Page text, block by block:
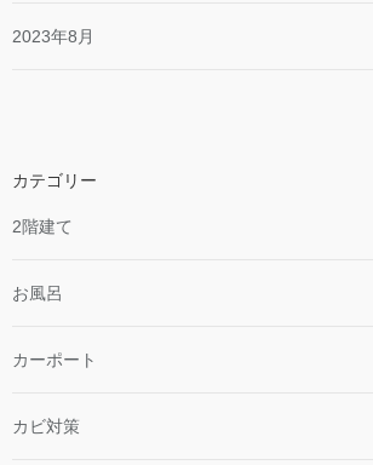
2023年8月
カテゴリー
2階建て
お風呂
カーポート
カビ対策